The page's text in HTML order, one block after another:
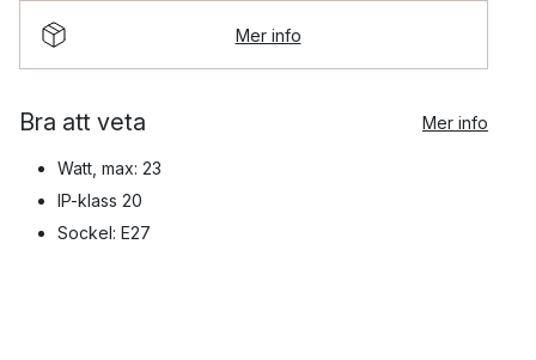
Mer info
Bra att veta Mer info
Watt, max: 23
IP-klass 20
Sockel: E27